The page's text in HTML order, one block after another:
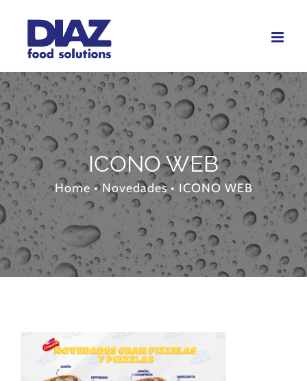
content
ICONO WEB
Home • Novedades • ICONO WEB